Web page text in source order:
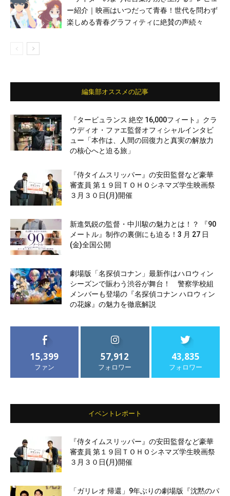
ー紹介｜映画はいつだって青春！世代を問わず
楽しめる青春グラフィティに絶賛の声続々
編集部オススメの記事
『タービュランス 絶空 16,000フィート』クラ
ウディオ・ファエ監督オフィシャルインタビ
ュー「本作は、人間の回復力と真実の解放力
の核心へと迫る旅」
『侍タイムスリッパー』の安田監督など豪華
審査員 第１９回ＴＯＨＯシネマズ学生映画祭
３月３０日(月)開催
新進気鋭の監督・中川駿の魅力とは！？ 『90
メートル』制作の裏側にも迫る！3 月 27 日
(金)全国公開
劇場版「名探偵コナン」最新作はハロウィン
シーズンで賑わう渋谷が舞台！ 警察学校組
メンバーも登場の『名探偵コナン ハロウィン
の花嫁』の魅力を徹底解説
15,399
ファン
57,912
フォロワー
43,835
フォロワー
イベントレポート
『侍タイムスリッパー』の安田監督など豪華
審査員 第１９回ＴＯＨＯシネマズ学生映画祭
３月３０日(月)開催
「ガリレオ 帰還」9年ぶりの劇場版『沈黙のパ